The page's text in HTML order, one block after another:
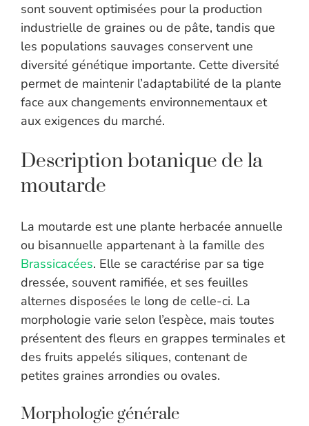
sont souvent optimisées pour la production
industrielle de graines ou de pâte, tandis que
les populations sauvages conservent une
diversité génétique importante. Cette diversité
permet de maintenir l’adaptabilité de la plante
face aux changements environnementaux et
aux exigences du marché.
Description botanique de la
moutarde
La moutarde est une plante herbacée annuelle
ou bisannuelle appartenant à la famille des
Brassicacées. Elle se caractérise par sa tige
dressée, souvent ramifiée, et ses feuilles
alternes disposées le long de celle-ci. La
morphologie varie selon l’espèce, mais toutes
présentent des fleurs en grappes terminales et
des fruits appelés siliques, contenant de
petites graines arrondies ou ovales.
Morphologie générale